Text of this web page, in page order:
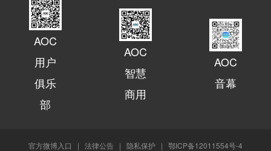
AOC
用户
俱乐
部
AOC
智慧
商用
AOC
音幕
官方微博入口 | 法律公告 | 隐私保护 | 鄂ICP备12011554号-4